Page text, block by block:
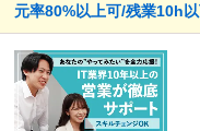
元率80%以上可/残業10h